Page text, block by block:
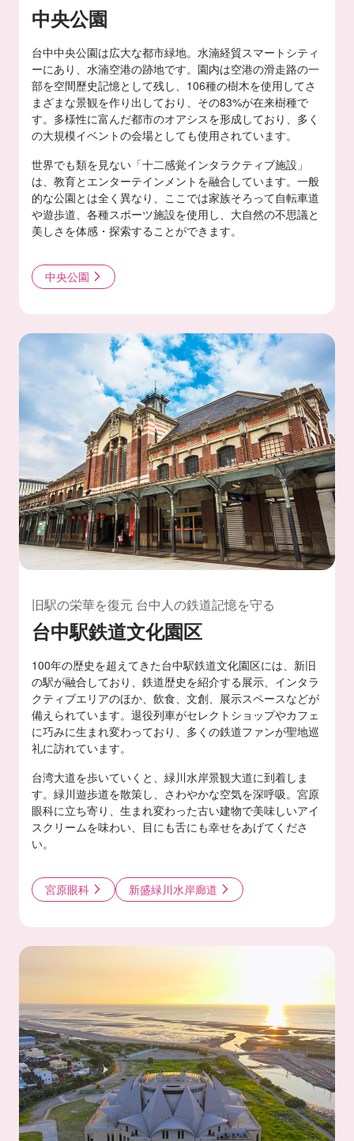
中央公園
台中中央公園は広大な都市緑地。水湳経貿スマートシティ
ーにあり、水湳空港の跡地です。園内は空港の滑走路の一
部を空間歷史記憶として残し、106種の樹木を使用してさ
まざまな景観を作り出しており、その83%が在来樹種で
す。多様性に富んだ都市のオアシスを形成しており、多く
の大規模イベントの会場としても使用されています。
世界でも類を見ない「十二感覚インタラクティブ施設」
は、教育とエンターテインメントを融合しています。一般
的な公園とは全く異なり、ここでは家族そろって自転車道
や遊歩道、各種スポーツ施設を使用し、大自然の不思議と
美しさを体感・探索することができます。
中央公園
旧駅の栄華を復元 台中人の鉄道記憶を守る
台中駅鉄道文化園区
100年の歴史を超えてきた台中駅鉄道文化園区には、新旧
の駅が融合しており、鉄道歴史を紹介する展示、インタラ
クティブエリアのほか、飲食、文創、展示スペースなどが
備えられています。退役列車がセレクトショップやカフェ
に巧みに生まれ変わっており、多くの鉄道ファンが聖地巡
礼に訪れています。
台湾大道を歩いていくと、緑川水岸景観大道に到着しま
す。緑川遊歩道を散策し、さわやかな空気を深呼吸。宮原
眼科に立ち寄り、生まれ変わった古い建物で美味しいアイ
スクリームを味わい、目にも舌にも幸せをあげてくださ
い。
宮原眼科 新盛緑川水岸廊道